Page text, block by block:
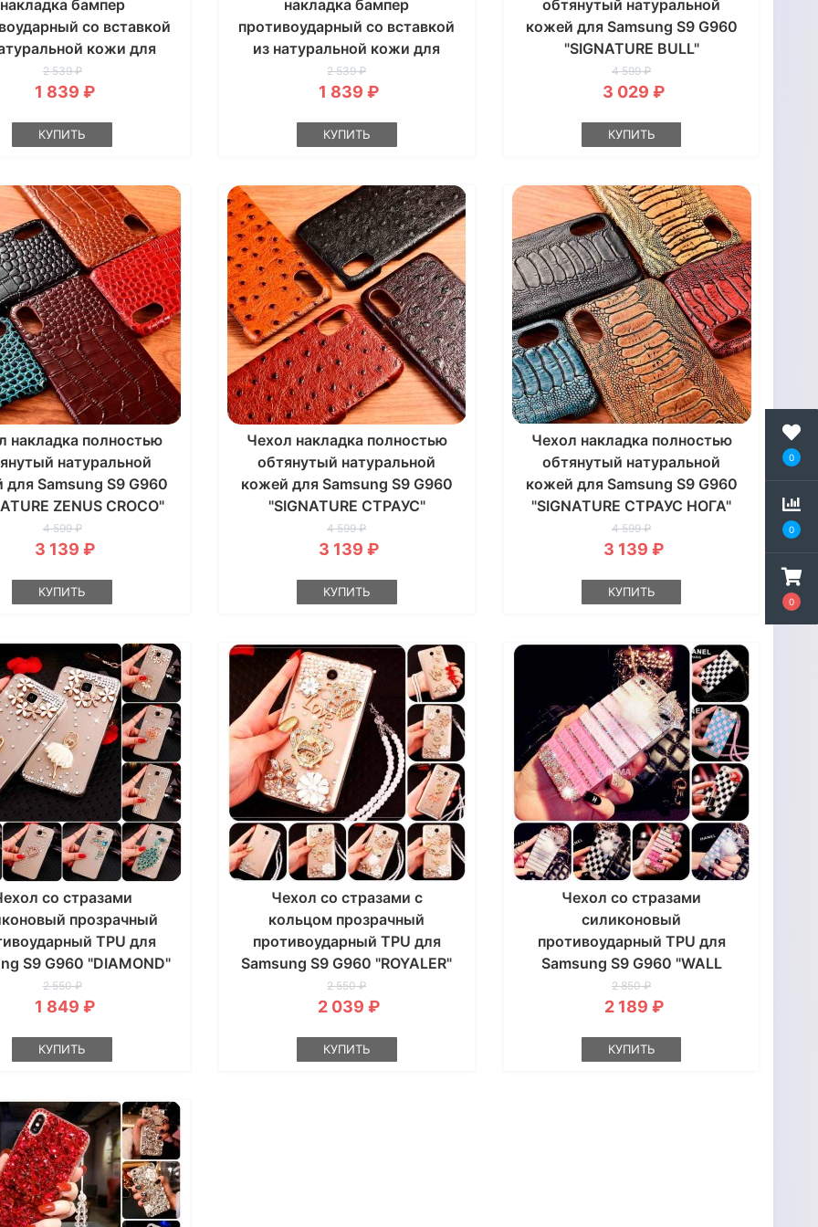
0
0
0
накладка бампер
со вставкой
кожи для
S9 G960 "GENUINE
ПИТОН"
2 539 ₽
1 839 ₽
КУПИТЬ
накладка бампер
противоударный со вставкой
из натуральной кожи для
Samsung S9 G960 "GENUINE
LUX"
2 539 ₽
1 839 ₽
КУПИТЬ
обтянутый натуральной
кожей для Samsung S9 G960
"SIGNATURE BULL"
4 599 ₽
3 029 ₽
КУПИТЬ
накладка полностью
натуральной
для Samsung S9 G960
ZENUS CROCO"
4 599 ₽
3 139 ₽
КУПИТЬ
Чехол накладка полностью
обтянутый натуральной
кожей для Samsung S9 G960
"SIGNATURE СТРАУС"
4 599 ₽
3 139 ₽
КУПИТЬ
Чехол накладка полностью
обтянутый натуральной
кожей для Samsung S9 G960
"SIGNATURE СТРАУС НОГА"
4 599 ₽
3 139 ₽
КУПИТЬ
со стразами
прозрачный
TPU для
S9 G960 "DIAMOND"
2 550 ₽
1 849 ₽
КУПИТЬ
Чехол со стразами с
кольцом прозрачный
противоударный TPU для
Samsung S9 G960 "ROYALER"
2 550 ₽
2 039 ₽
КУПИТЬ
Чехол со стразами
силиконовый
противоударный TPU для
Samsung S9 G960 "WALL
STAR"
2 850 ₽
2 189 ₽
КУПИТЬ